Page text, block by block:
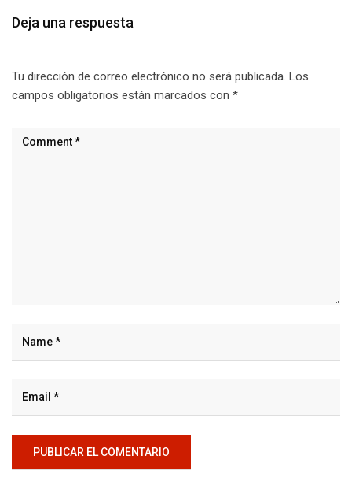
Deja una respuesta
Tu dirección de correo electrónico no será publicada. Los
campos obligatorios están marcados con *